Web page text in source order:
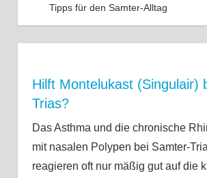
Tipps für den Samter-Alltag
Hilft Montelukast (Singulair)
Trias?
Das Asthma und die chronische
mit nasalen Polypen bei Samter-
reagieren oft nur mäßig gut auf die